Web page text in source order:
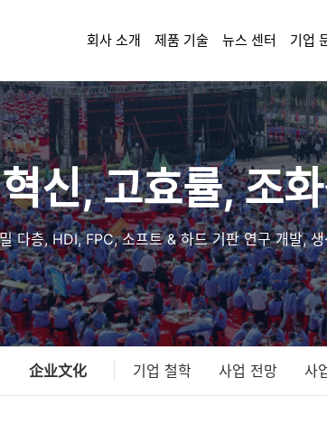
회사 소개 제품 기술 뉴스 센터 기업
신, 고효률, 조
다층, HDI, FPC, 소프트 & 하드 기판 연구 개발,
企业文化 기업 철학 사업 전망 사